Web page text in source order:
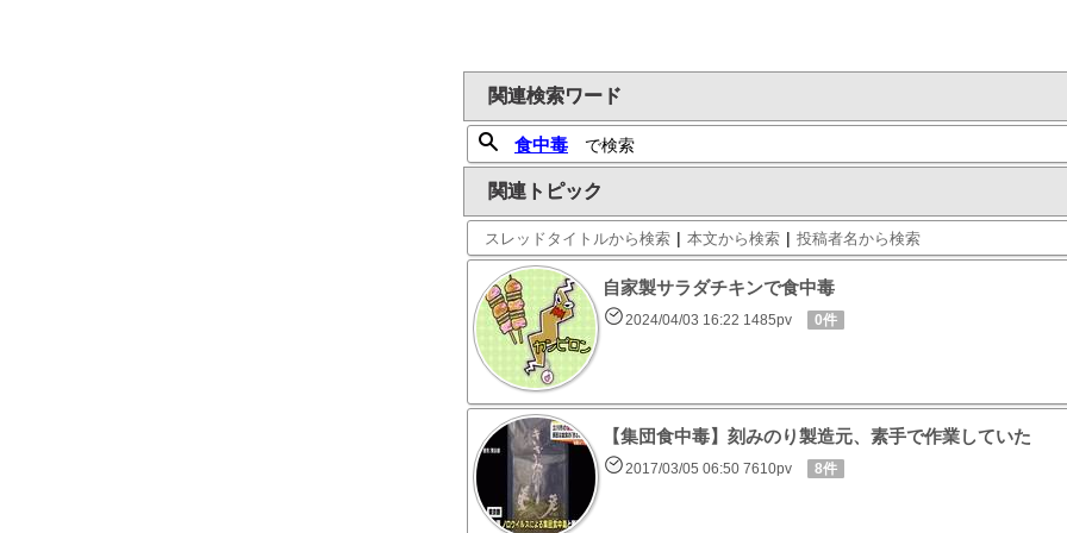
関連検索ワード
食中毒 で検索
関連トピック
スレッドタイトルから検索 | 本文から検索 | 投稿者名から検索
自家製サラダチキンで食中毒
2024/04/03 16:22 1485pv 0件
【集団食中毒】刻みのり製造元、素手で作業していた
2017/03/05 06:50 7610pv 8件